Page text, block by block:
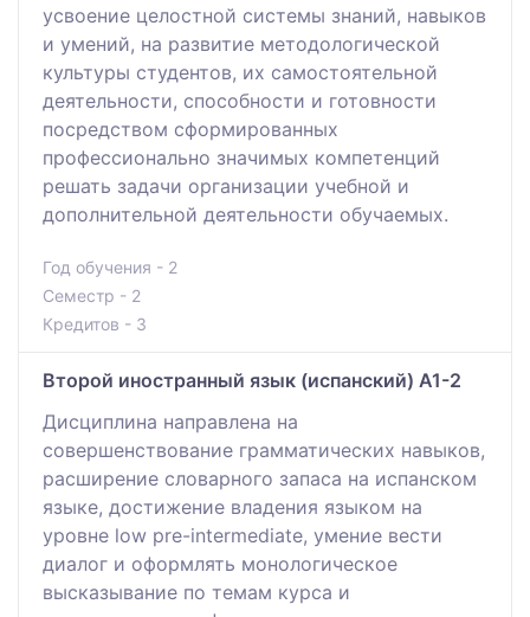
усвоение целостной системы знаний, навыков
и умений, на развитие методологической
культуры студентов, их самостоятельной
деятельности, способности и готовности
посредством сформированных
профессионально значимых компетенций
решать задачи организации учебной и
дополнительной деятельности обучаемых.
Год обучения - 2
Семестр - 2
Кредитов - 3
Второй иностранный язык (испанский) A1-2
Дисциплина направлена на
совершенствование грамматических навыков,
расширение словарного запаса на испанском
языке, достижение владения языком на
уровне low pre-intermediate, умение вести
диалог и оформлять монологическое
высказывание по темам курса и